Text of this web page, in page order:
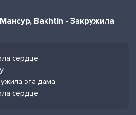
Bakhtin - Закружила
сердце
эта дама
сердце